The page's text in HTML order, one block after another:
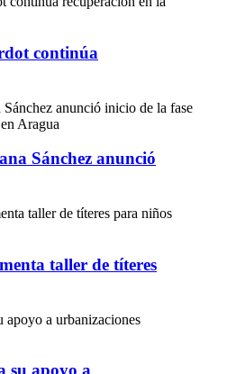
continúa
Sánchez anunció
taller de títeres
su apoyo a